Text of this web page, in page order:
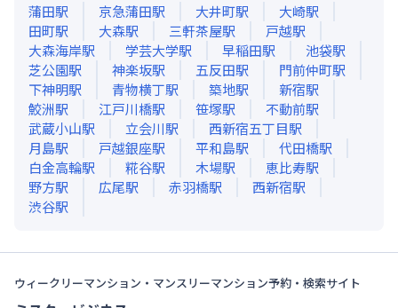
蒲田駅 京急蒲田駅 大井町駅 大崎駅
田町駅 大森駅 三軒茶屋駅 戸越駅
大森海岸駅 学芸大学駅 早稲田駅 池袋駅
芝公園駅 神楽坂駅 五反田駅 門前仲町駅
下神明駅 青物横丁駅 築地駅 新宿駅
鮫洲駅 江戸川橋駅 笹塚駅 不動前駅
武蔵小山駅 立会川駅 西新宿五丁目駅
月島駅 戸越銀座駅 平和島駅 代田橋駅
白金高輪駅 糀谷駅 木場駅 恵比寿駅
野方駅 広尾駅 赤羽橋駅 西新宿駅
渋谷駅
ウィークリーマンション・マンスリーマンション予約・検索サイト